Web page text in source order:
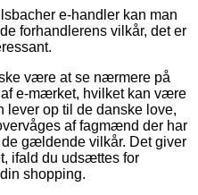
e-handler kan man
forhandlerens vilkår, det er
være at se nærmere på
e-mærket, hvilket kan være
lever op til de danske love,
af fagmænd der har
gældende vilkår. Det giver
ifald du udsættes for
shopping.